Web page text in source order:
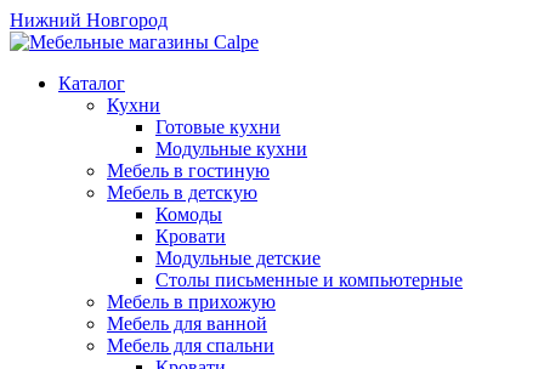
Нижний Новгород
Каталог
Кухни
Готовые кухни
Модульные кухни
Мебель в гостиную
Мебель в детскую
Комоды
Кровати
Модульные детские
Столы письменные и компьютерные
Мебель в прихожую
Мебель для ванной
Мебель для спальни